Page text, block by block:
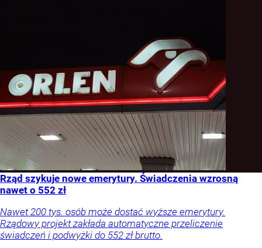
Rząd szykuje nowe emerytury. Świadczenia wzrosną
nawet o 552 zł
Nawet 200 tys. osób może dostać wyższe emerytury.
Rządowy projekt zakłada automatyczne przeliczenie
świadczeń i podwyżki do 552 zł brutto.